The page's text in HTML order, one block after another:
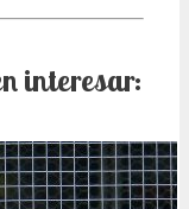
interesar: